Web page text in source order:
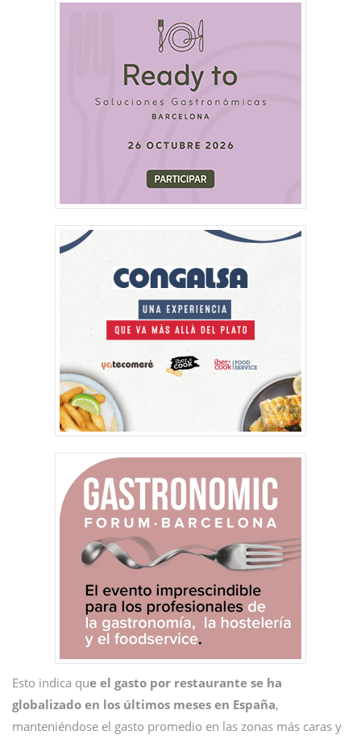
Esto indica que el gasto por restaurante se ha
globalizado en los últimos meses en España,
manteniéndose el gasto promedio en las zonas más caras y